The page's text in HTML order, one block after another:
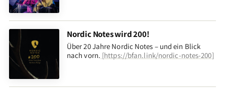
Nordic Notes wird 200!
Über 20 Jahre Nordic Notes – und ein Blick
nach vorn. [https://bfan.link/nordic-notes-200]